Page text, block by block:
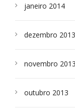
janeiro 2014
dezembro 2013
novembro 2013
outubro 2013